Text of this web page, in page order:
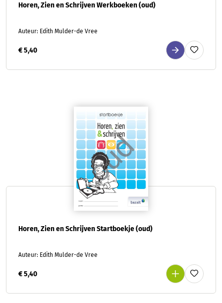
Horen, Zien en Schrijven Werkboeken (oud)
Auteur: Edith Mulder-de Vree
€ 5,40
Horen, Zien en Schrijven Startboekje (oud)
Auteur: Edith Mulder-de Vree
€ 5,40